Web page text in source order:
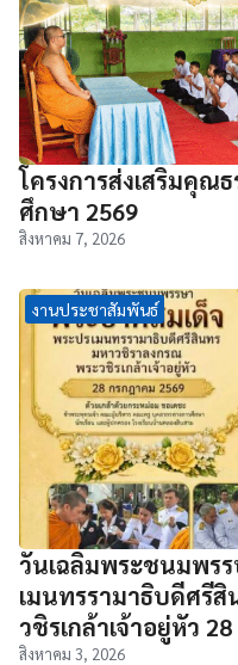
โครงการส่งเสริมคุณ
ศึกษา 2569
สิงหาคม 7, 2026
งานประชาสัมพันธ์
วันเฉลิมพระชนมพร
เมนทรรามาธิบดีศรี
วชิรเกล้าเจ้าอยู่หัว
สิงหาคม 3, 2026